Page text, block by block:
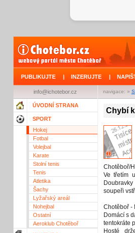
PUBLIKUJTE | INZERUJTE |
navigace: »
info@ichotebor.cz
ÚVODNÍ STRANA
SPORT
Hokej
Fotbal
Volejbal
Karate
Stolní tenis
Tenis
Atletika
Šachy
Lyžařský areál
Nohejbal
Ostatní
Aeroklub Chotěboř
Chybí
Chotěboř/
Ve třetím
soupeři
Chotěboř -
Domácí s
tentokráte
Hosté